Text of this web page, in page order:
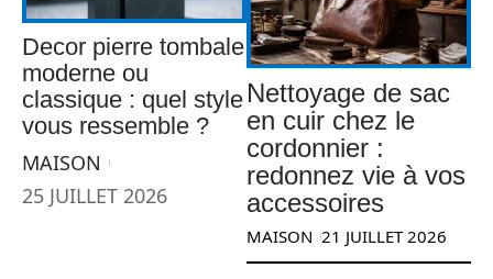
Decor pierre tombale
moderne ou
classique : quel style
vous ressemble ?
MAISON
25 JUILLET 2026
Nettoyage de sac
en cuir chez le
cordonnier :
redonnez vie à vos
accessoires
MAISON 21 JUILLET 2026